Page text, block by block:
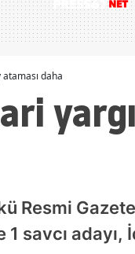
daha
Resmi
savcı adayı,